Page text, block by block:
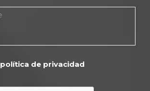
política de privacidad